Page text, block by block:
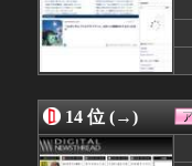
08/06 12:05
08/06 12:04
08/06 12:00
08/06 12:00
08/06 12:00
08/06 12:00
08/06 12:00
14 位 (→)